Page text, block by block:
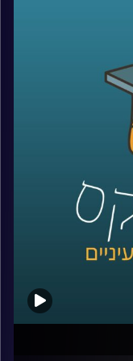
סמילה-סנד
שאלות
תחושת
לשפר את
הופך